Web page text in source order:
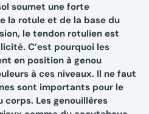
soumet une forte
la rotule et de la base du
le tendon rotulien est
C’est pourquoi les
en position à genou
à ces niveaux. Il ne faut
sont importants pour le
corps. Les genouillères